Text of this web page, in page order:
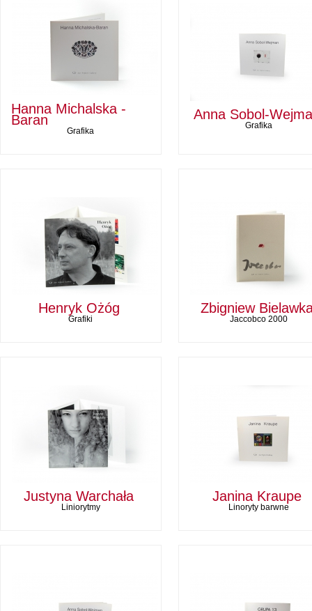
Hanna Michalska -
Baran
Grafika
Anna Sobol-
Grafika
Henryk Ożóg
Grafiki
Zbigniew
Jaccobco 2000
Justyna Warchała
Liniorytmy
Janina Kraupe
Linoryty barwne